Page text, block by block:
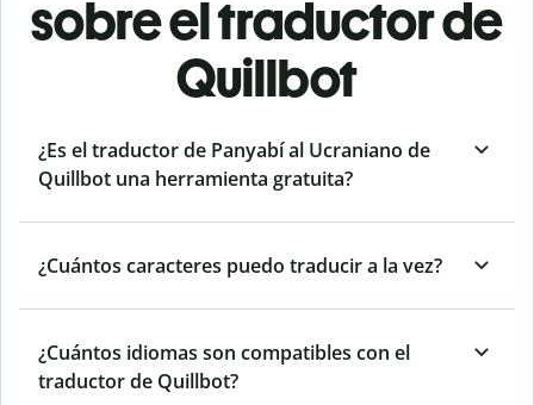
sobre el traductor de
Quillbot
¿Es el traductor de Panyabí al Ucraniano de
Quillbot una herramienta gratuita?
¿Cuántos caracteres puedo traducir a la vez?
¿Cuántos idiomas son compatibles con el
traductor de Quillbot?